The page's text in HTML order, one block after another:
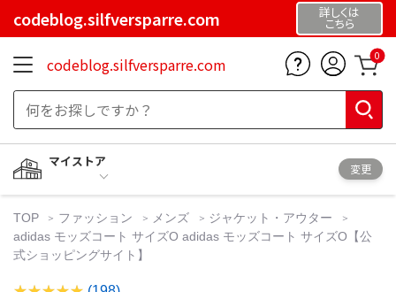
codeblog.silfversparre.com 詳しくは
こちら
codeblog.silfversparre.com 0
マイストア
変更
TOP ファッション メンズ
ジャケット・アウター
adidas モッズコート サイズO adidas モッズコート サイズO【公
式ショッピングサイト】